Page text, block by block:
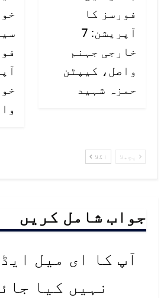
فورسز کا
آپریشن: 7
خارجی جہنم
واصل، کیپٹن
حمزہ شہید
پچھلا اگلا
جواب شامل کریں
آپ کا ای میل
نہیں کیا